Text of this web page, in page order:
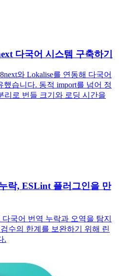
다국어 시스템 구축하기
와 Lokalise를 연동해 다국어
습니다. 동적 import를 넘어 정
리로 번들 크기와 로딩 시간을
락, ESLint 플러그인을 만
국어 번역 누락과 오역을 탐지
수의 한계를 보완하기 위해 린
.